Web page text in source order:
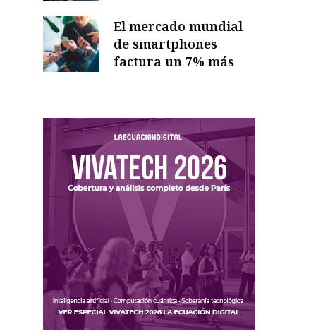
El mercado mundial
de smartphones
factura un 7% más